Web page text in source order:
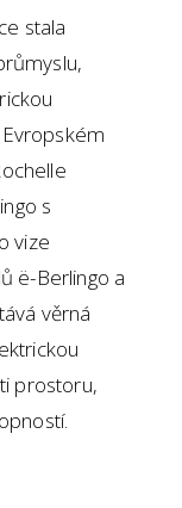
stala
s
vize
ë-Berlingo a
věrná
prostoru,